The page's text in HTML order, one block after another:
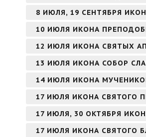
8 ИЮЛЯ, 19 СЕНТЯБРЯ
10 ИЮЛЯ ИКОНА
12 ИЮЛЯ ИКОНА СВЯТЫХ
13 ИЮЛЯ ИКОНА СОБОР
14 ИЮЛЯ ИКОНА
17 ИЮЛЯ ИКОНА СВЯТОГО
17 ИЮЛЯ, 30 ОКТЯБРЯ
17 ИЮЛЯ ИКОНА СВЯТОГО